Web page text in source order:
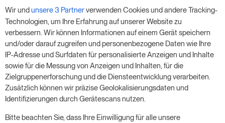
Die Verwaltung der Preise muss nicht so
kompliziert sein, wie es klingt. Mit einer Revenue-
Management-Lösung verwaltet die Software die
Preisgestaltung im Namen deines Hotels und
nimmt dem Prozess die Angst und das
Rätselraten.
Du gibst die grundlegenden Preisparameter vor,
und die Lösung berechnet die Preise auf der
Wir undunsere 3 Partnerverwenden Cookies und andere Tracking-
Technologien, um Ihre Erfahrung auf unserer Website zu
verbessern. Wir können Informationen auf einem Gerät speichern
und/oder darauf zugreifen und personenbezogene Daten wie Ihre
IP-Adresse und Surfdaten für personalisierte Anzeigen und Inhalte
sowie für die Messung von Anzeigen und Inhalten, für die
Zielgruppenerforschung und die Diensteentwicklung verarbeiten.
Zusätzlich können wir präzise Geolokalisierungsdaten und
Identifizierungen durch Gerätescans nutzen.
Bitte beachten Sie, dass Ihre Einwilligung für alle unsere